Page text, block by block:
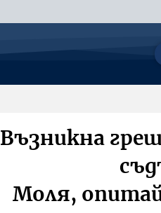
Възникна
Моля,